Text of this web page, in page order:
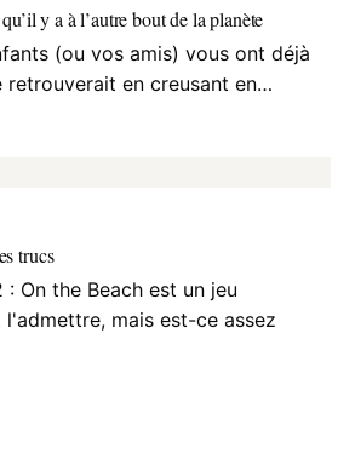
y a à l’autre bout de la planète
(ou vos amis) vous ont déjà
retrouverait en creusant en…
trucs
On the Beach est un jeu
mais est-ce assez